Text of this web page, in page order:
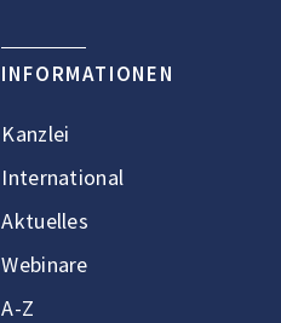
INFORMATIONEN
Kanzlei
International
Aktuelles
Webinare
A-Z